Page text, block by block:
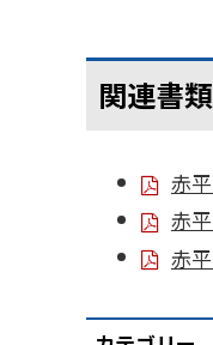
関連書類
赤
赤
赤